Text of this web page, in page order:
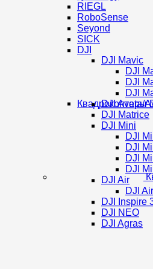
RIEGL
RoboSense
Seyond
SICK
DJI
Квадрокоптеры
DJI Mavic
DJI
DJI
DJI
DJI Avata/
DJI Matrice
DJI Mini
DJI
DJI
DJI
DJI
DJI Air
DJI
DJI Inspire
DJI NEO
DJI Agras